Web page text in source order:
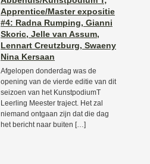
Apprentice/Master expositie
#4: Radna Rumping, Gianni
Skoric, Jelle van Assum,
Lennart Creutzburg, Swaeny
Nina Kersaan
Afgelopen donderdag was de
opening van de vierde editie van dit
seizoen van het KunstpodiumT
Leerling Meester traject. Het zal
niemand ontgaan zijn dat die dag
het bericht naar buiten […]